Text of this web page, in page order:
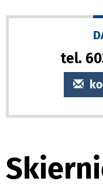
tel.